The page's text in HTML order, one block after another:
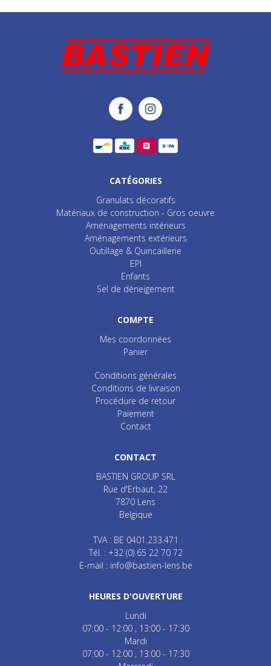
CATÉGORIES
Granulats décoratifs
Matériaux de construction - Gros oeuvre
Aménagements intérieurs
Aménagements extérieurs
Outillage & Quincaillerie
EPI
Enfants
Sel de déneigement
COMPTE
Mes coordonnées
Panier
Conditions générales
Conditions de livraison
Procédure de retour
Paiement
Contact
CONTACT
BASTIEN GROUP SRL
Rue d'Erbaut, 22
7870 Lens
Belgique
TVA : BE 0401.233.471
Tél. : +32 (0) 65 22 70 72
E-mail : info@bastien-lens.be
HEURES D'OUVERTURE
Lundi
07:00 - 12:00
13:00 - 17:30
Mardi
07:00 - 12:00
13:00 - 17:30